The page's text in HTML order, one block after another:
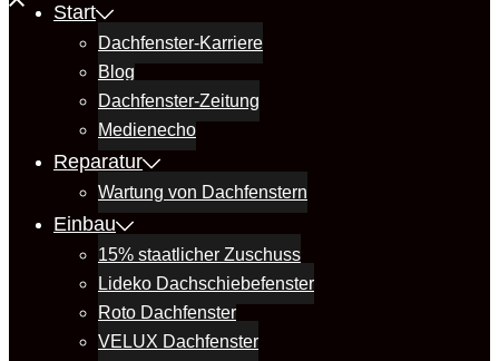
Start
Dachfenster-Karriere
Blog
Dachfenster-Zeitung
Medienecho
Reparatur
Wartung von Dachfenstern
Einbau
15% staatlicher Zuschuss
Lideko Dachschiebefenster
Roto Dachfenster
VELUX Dachfenster